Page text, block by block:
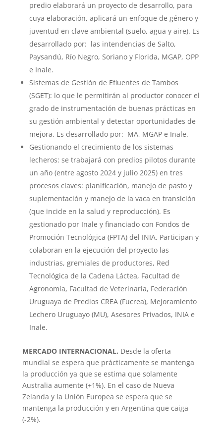
predio elaborará un proyecto de desarrollo, para
cuya elaboración, aplicará un enfoque de género y
juventud en clave ambiental (suelo, agua y aire). Es
desarrollado por: las intendencias de Salto,
Paysandú, Río Negro, Soriano y Florida, MGAP, OPP
e Inale.
Sistemas de Gestión de Efluentes de Tambos
(SGET): lo que le permitirán al productor conocer el
grado de instrumentación de buenas prácticas en
su gestión ambiental y detectar oportunidades de
mejora. Es desarrollado por: MA, MGAP e Inale.
Gestionando el crecimiento de los sistemas
lecheros: se trabajará con predios pilotos durante
un año (entre agosto 2024 y julio 2025) en tres
procesos claves: planificación, manejo de pasto y
suplementación y manejo de la vaca en transición
(que incide en la salud y reproducción). Es
gestionado por Inale y financiado con Fondos de
Promoción Tecnológica (FPTA) del INIA. Participan y
colaboran en la ejecución del proyecto las
industrias, gremiales de productores, Red
Tecnológica de la Cadena Láctea, Facultad de
Agronomía, Facultad de Veterinaria, Federación
Uruguaya de Predios CREA (Fucrea), Mejoramiento
Lechero Uruguayo (MU), Asesores Privados, INIA e
Inale.
MERCADO INTERNACIONAL. Desde la oferta
mundial se espera que prácticamente se mantenga
la producción ya que se estima que solamente
Australia aumente (+1%). En el caso de Nueva
Zelanda y la Unión Europea se espera que se
mantenga la producción y en Argentina que caiga
(-2%).